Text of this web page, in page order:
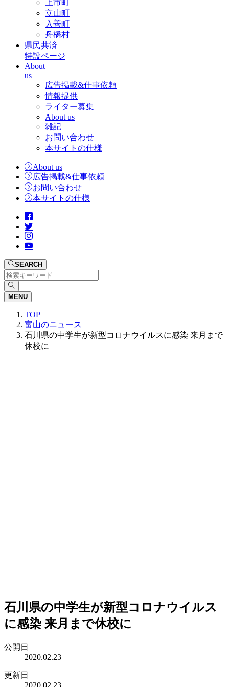
上市町
立山町
入善町
舟橋村
県民共済
特設ページ
About
us
広告掲載&仕事依頼
情報提供
ライター募集
About us
雑記
お問い合わせ
本サイトの仕様
About us
広告掲載&仕事依頼
お問い合わせ
本サイトの仕様
SEARCH
MENU
TOP
富山のニュース
石川県の中学生が新型コロナウイルスに感染 来月まで
休校に
石川県の中学生が新型コロナウイルス
に感染 来月まで休校に
公開日
2020.02.23
更新日
2020.02.23